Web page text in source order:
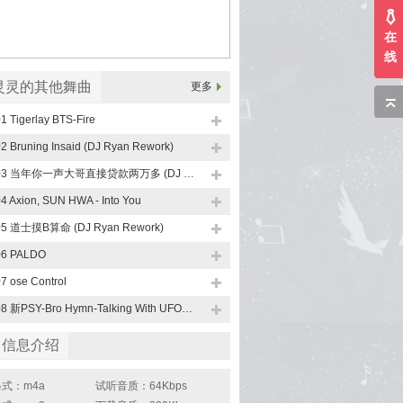
灵的其他舞曲 更多
Tigerlay BTS-Fire
Bruning Insaid (DJ Ryan Rework)
003 当年你一声大哥直接贷款两万多 (DJ Ryan Rework)
Axion, SUN HWA - Into You
道士摸B算命 (DJ Ryan Rework)
PALDO
ose Control
008 新PSY-Bro Hymn-Talking With UFO-嘿-吼-嗨
息介绍
：m4a
试听音质：64Kbps
在
线